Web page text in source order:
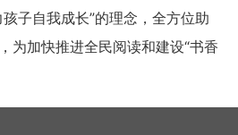
子自我成长”的理念，全方位助
为加快推进全民阅读和建设“书香